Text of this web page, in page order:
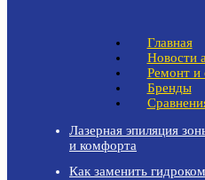
Главная
Новости
Ремонт и
Бренды
Лазерная эпиляция
и комфорта
Как заменить